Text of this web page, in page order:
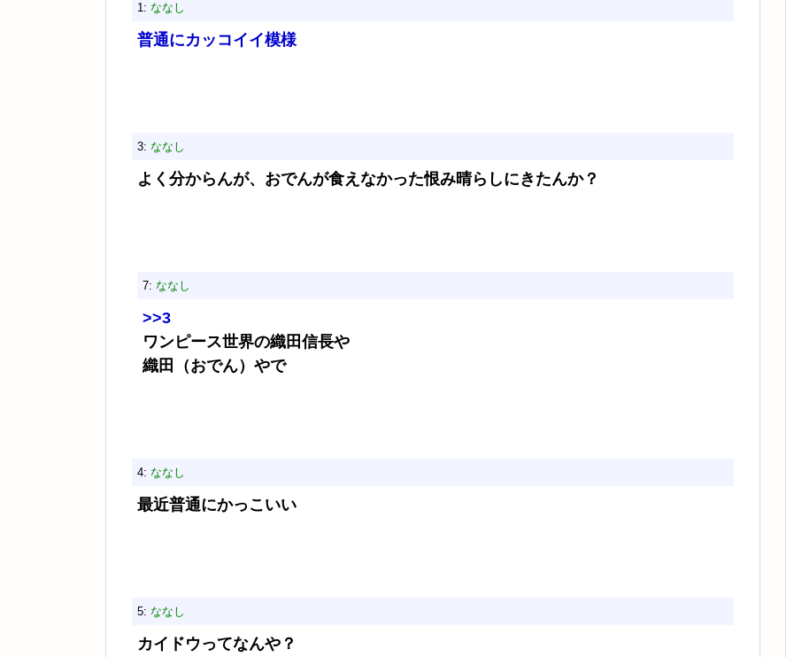
1: ななし
普通にカッコイイ模様
3: ななし
よく分からんが、おでんが食えなかった恨み晴らしにきたんか？
7: ななし
>>3
ワンピース世界の織田信長や
織田（おでん）やで
4: ななし
最近普通にかっこいい
5: ななし
カイドウってなんや？